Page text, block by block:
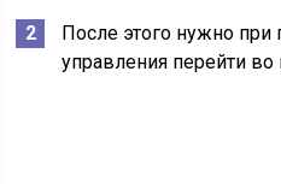
После этого нужно
управления перейти во